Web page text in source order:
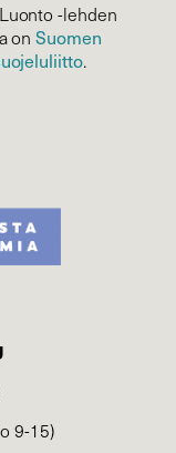
-lehden
onSuomen
.
9-15)